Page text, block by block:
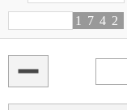
1 78 49 2